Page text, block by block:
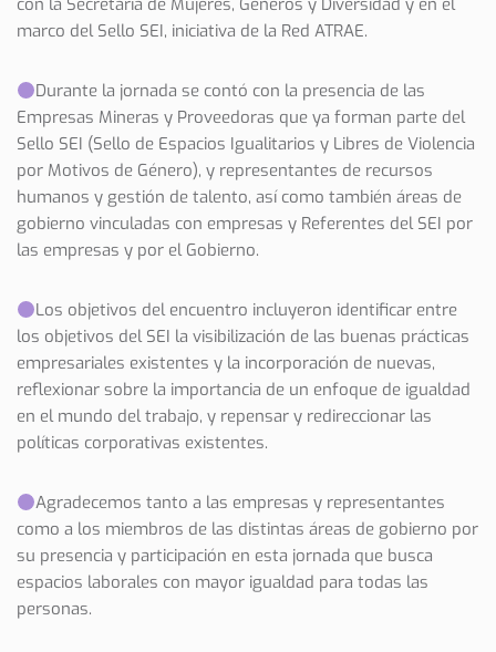
con la Secretaría de Mujeres, Géneros y Diversidad y en el
marco del Sello SEI, iniciativa de la Red ATRAE.
Durante la jornada se contó con la presencia de las
Empresas Mineras y Proveedoras que ya forman parte del
Sello SEI (Sello de Espacios Igualitarios y Libres de Violencia
por Motivos de Género), y representantes de recursos
humanos y gestión de talento, así como también áreas de
gobierno vinculadas con empresas y Referentes del SEI por
las empresas y por el Gobierno.
Los objetivos del encuentro incluyeron identificar entre
los objetivos del SEI la visibilización de las buenas prácticas
empresariales existentes y la incorporación de nuevas,
reflexionar sobre la importancia de un enfoque de igualdad
en el mundo del trabajo, y repensar y redireccionar las
políticas corporativas existentes.
Agradecemos tanto a las empresas y representantes
como a los miembros de las distintas áreas de gobierno por
su presencia y participación en esta jornada que busca
espacios laborales con mayor igualdad para todas las
personas.